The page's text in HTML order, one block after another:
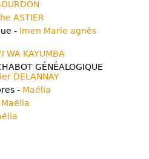
ASTIER
- Imen Marie agnès
WA KAYUMBA
GÉNÉALOGIQUE
DELANNAY
- Maélia
Maélia